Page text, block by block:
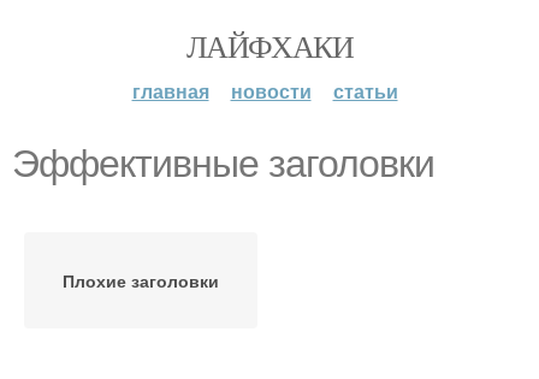
ЛАЙФХАКИ
главная новости статьи
Эффективные заголовки
Плохие заголовки